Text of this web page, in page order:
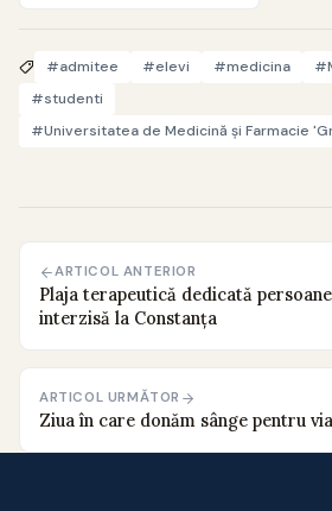
#admitee #elevi #medicina
#studenti
#Universitatea de Medicină şi Farmacie
ARTICOL ANTERIOR
Plaja terapeutică dedicată
interzisă la Constanţa
ARTICOL URMĂTOR
Ziua în care donăm sânge pentru